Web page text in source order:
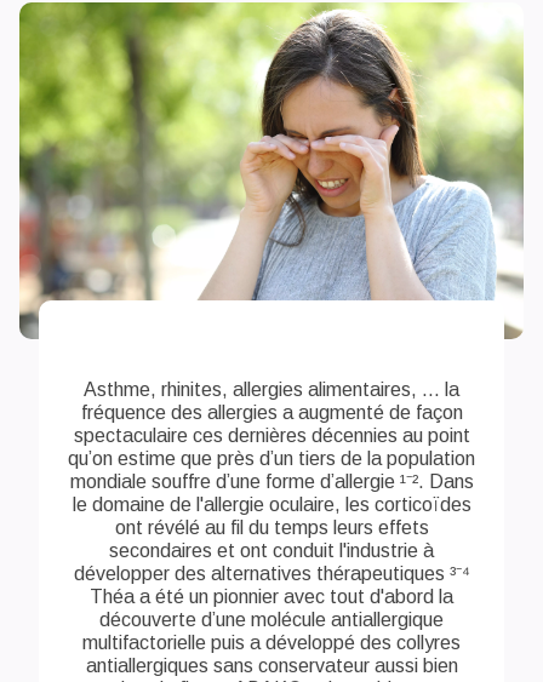
Asthme, rhinites, allergies alimentaires, ... la
fréquence des allergies a augmenté de façon
spectaculaire ces dernières décennies au point
qu’on estime que près d’un tiers de la population
mondiale souffre d’une forme d’allergie ¹⁻². Dans
le domaine de l'allergie oculaire, les corticoïdes
ont révélé au fil du temps leurs effets
secondaires et ont conduit l'industrie à
développer des alternatives thérapeutiques ³⁻⁴
Théa a été un pionnier avec tout d'abord la
découverte d’une molécule antiallergique
multifactorielle puis a développé des collyres
antiallergiques sans conservateur aussi bien